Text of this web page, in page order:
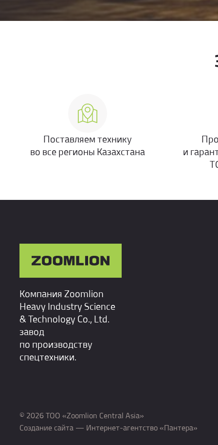
Поставляем технику
во все регионы Казахстана
и
Компания Zoomlion
Heavy Industry Science
& Technology Co., Ltd.
завод
по производству
спецтехники.
© 2026 ТОО «Zoomlion Central Asia»
Создание сайта — Интернет-агентство «Пантера»